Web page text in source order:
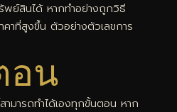
รัพย์สินได้ หากทำอย่างถูกวิธี
คาที่สูงขึ้น ตัวอย่างตัวเลขการ
อน
มารถทำได้เองทุกขั้นตอน หาก